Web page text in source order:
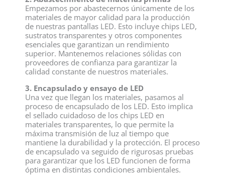
Empezamos por abastecernos únicamente de los
materiales de mayor calidad para la producción
de nuestras pantallas LED. Esto incluye chips LED,
sustratos transparentes y otros componentes
esenciales que garantizan un rendimiento
superior. Mantenemos relaciones sólidas con
proveedores de confianza para garantizar la
calidad constante de nuestros materiales.
3. Encapsulado y ensayo de LED
Una vez que llegan los materiales, pasamos al
proceso de encapsulado de los LED. Esto implica
el sellado cuidadoso de los chips LED en
materiales transparentes, lo que permite la
máxima transmisión de luz al tiempo que
mantiene la durabilidad y la protección. El proceso
de encapsulado va seguido de rigurosas pruebas
para garantizar que los LED funcionen de forma
óptima en distintas condiciones ambientales.